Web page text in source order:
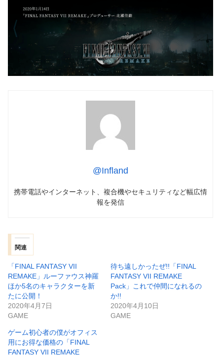
@Infland
携帯電話やインターネット、複合機やセキュリティなど幅広情
報を発信
関連
「FINAL FANTASY VII
REMAKE」ルーファウス神羅
ほか5名のキャラクターを新
たに公開！
2020年4月7日
GAME
待ち遠しかったぜ!!「FINAL
FANTASY VII REMAKE
Pack」これで仲間になれるの
か!!
2020年4月10日
GAME
ゲーム初心者の僕がオフィス
用にお得な価格の「FINAL
FANTASY VII REMAKE